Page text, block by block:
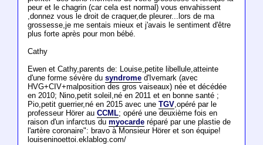
peur et le chagrin (car cela est normal) vous envahissent
,donnez vous le droit de craquer,de pleurer...lors de ma
grossesse,je me sentais mieux et j'avais le sentiment d'être
plus forte après pour mon bébé.
Cathy
Ewen et Cathy,parents de: Louise,petite libellule,atteinte
d'une forme sévère du syndromed'Ivemark (avec
HVG+CIV+malposition des gros vaiseaux) née et décédée
en 2010; Nino,petit soleil,né en 2011 et en bonne santé ;
Pio,petit guerrier,né en 2015 avec une TGV,opéré par le
professeur Hörer au CCML; opéré une deuxième fois en
raison d'un infarctus du myocarderéparé par une plastie de
l'artère coronaire": bravo à Monsieur Hörer et son équipe!
louiseninoettoi.eklablog.com/